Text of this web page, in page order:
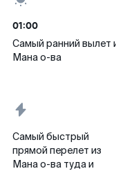
01:00
Самый ранний вылет
Мана о-ва
Самый быстрый
прямой перелет из
Мана о-ва туда и